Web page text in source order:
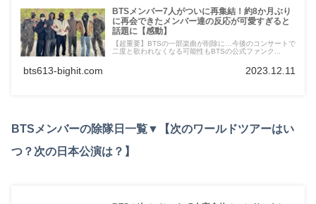
BTSメンバー7人がついに再集結！約8か月ぶり
に再会できたメンバー達の反応が可愛すぎると
話題に【感動】
【超重要】BTSの一部楽曲が削除に…今後のコンサートで
二度と歌われなくなる可能性もBTSの公式ファンク...
bts613-bighit.com 2023.12.11
BTSメンバーの除隊日一覧▼【次のワールドツアーはい
つ？次の日本公演は？】